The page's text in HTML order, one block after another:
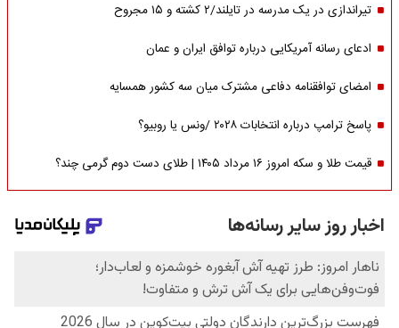
تیراندازی در یک مدرسه در تایلند/۲ کشته و ۱۵ مجروح
ادعای رسانه آمریکایی درباره توافق ایران و عمان
امضای توافقنامه دفاعی مشترک میان سه کشور همسایه
پاسخ ترامپ درباره انتخابات ۲۰۲۸ /ونس یا روبیو؟
قیمت طلا و سکه امروز ۱۶ مرداد ۱۴۰۵ | طلای دست دوم گرمی چند؟